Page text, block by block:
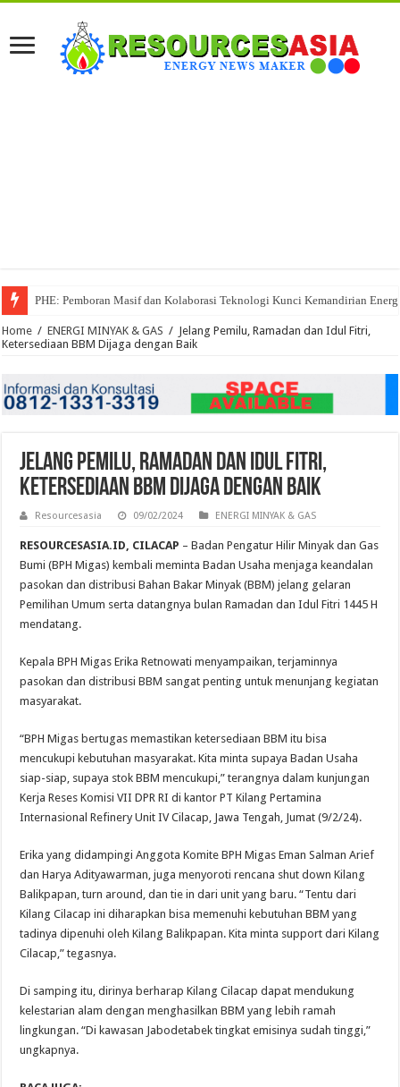
PHE: Pemboran Masif dan Kolaborasi Teknologi Kunci Kemandirian
Home / ENERGI MINYAK & GAS / Jelang Pemilu, Ramadan dan Idul Fitri,
Ketersediaan BBM Dijaga dengan Baik
Jelang Pemilu, Ramadan dan Idul Fitri,
Ketersediaan BBM Dijaga dengan Baik
Resourcesasia 09/02/2024 ENERGI MINYAK & GAS
RESOURCESASIA.ID, CILACAP – Badan Pengatur Hilir Minyak dan Gas
Bumi (BPH Migas) kembali meminta Badan Usaha menjaga keandalan
pasokan dan distribusi Bahan Bakar Minyak (BBM) jelang gelaran
Pemilihan Umum serta datangnya bulan Ramadan dan Idul Fitri 1445 H
mendatang.
Kepala BPH Migas Erika Retnowati menyampaikan, terjaminnya
pasokan dan distribusi BBM sangat penting untuk menunjang kegiatan
masyarakat.
“BPH Migas bertugas memastikan ketersediaan BBM itu bisa
mencukupi kebutuhan masyarakat. Kita minta supaya Badan Usaha
siap-siap, supaya stok BBM mencukupi,” terangnya dalam kunjungan
Kerja Reses Komisi VII DPR RI di kantor PT Kilang Pertamina
Internasional Refinery Unit IV Cilacap, Jawa Tengah, Jumat (9/2/24).
Erika yang didampingi Anggota Komite BPH Migas Eman Salman Arief
dan Harya Adityawarman, juga menyoroti rencana shut down Kilang
Balikpapan, turn around, dan tie in dari unit yang baru. “Tentu dari
Kilang Cilacap ini diharapkan bisa memenuhi kebutuhan BBM yang
tadinya dipenuhi oleh Kilang Balikpapan. Kita minta support dari Kilang
Cilacap,” tegasnya.
Di samping itu, dirinya berharap Kilang Cilacap dapat mendukung
kelestarian alam dengan menghasilkan BBM yang lebih ramah
lingkungan. “Di kawasan Jabodetabek tingkat emisinya sudah tinggi,”
ungkapnya.